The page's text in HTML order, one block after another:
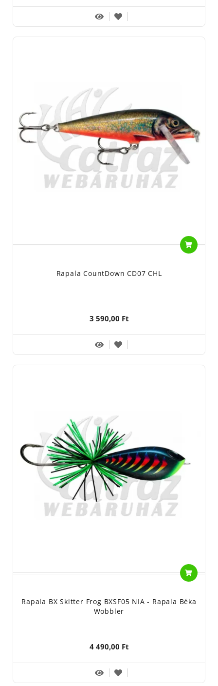
Rapala CountDown CD07 CHL
3 590,00 Ft
Rapala BX Skitter Frog BXSF05 NIA - Rapala Béka
Wobbler
4 490,00 Ft